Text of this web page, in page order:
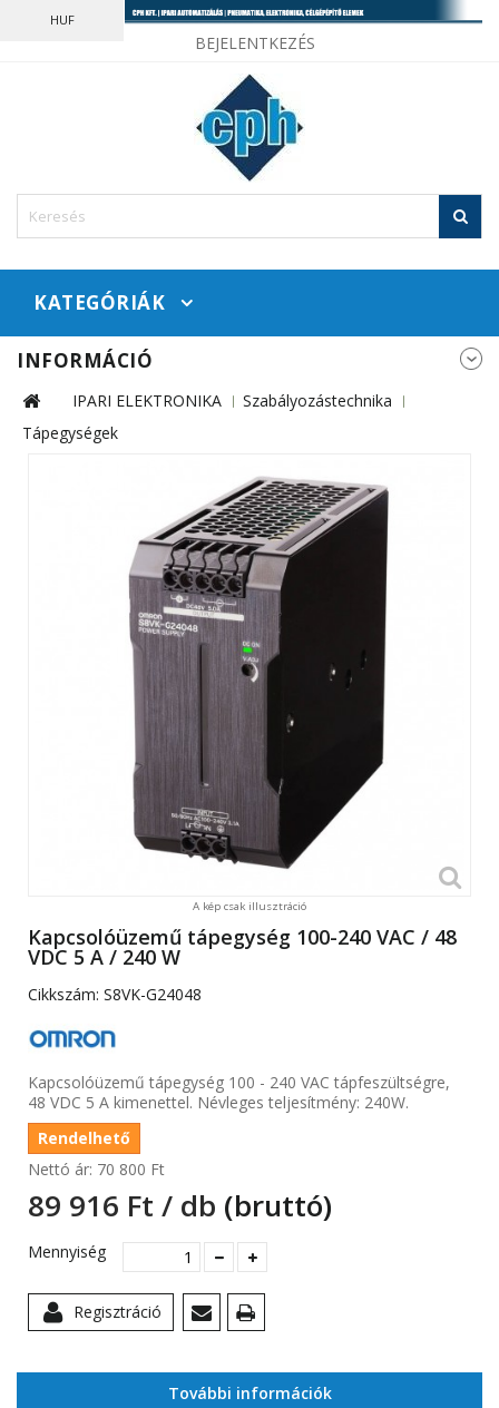
BEJELENTKEZÉS
HUF
KATEGÓRIÁK
INFORMÁCIÓ
IPARI ELEKTRONIKA
Szabályozástechnika
Tápegységek
A kép csak illusztráció
Kapcsolóüzemű tápegység 100-240 VAC / 48
VDC 5 A / 240 W
Cikkszám: S8VK-G24048
Kapcsolóüzemű tápegység 100 - 240 VAC tápfeszültségre,
48 VDC 5 A kimenettel. Névleges teljesítmény: 240W.
Rendelhető
Nettó ár: 70 800 Ft‎
89 916 Ft‎ / db (bruttó)
Mennyiség
Regisztráció
További információk